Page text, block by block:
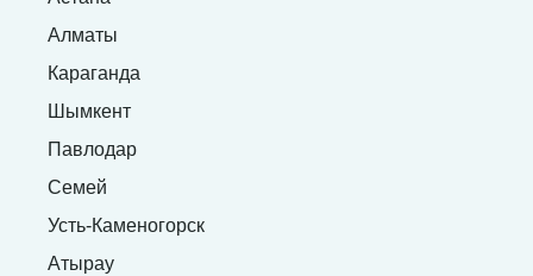
Алматы
Караганда
Шымкент
Павлодар
Семей
Усть-Каменогорск
Атырау